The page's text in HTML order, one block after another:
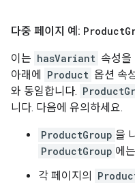
다중 페이지 예: Product
이는 hasVariant 속성을
아래에
Product 옵션 속
와 동일합니다.
니다. 다음에 유의하세요.
ProductGroup 을
ProductGroup 에
각 페이지의